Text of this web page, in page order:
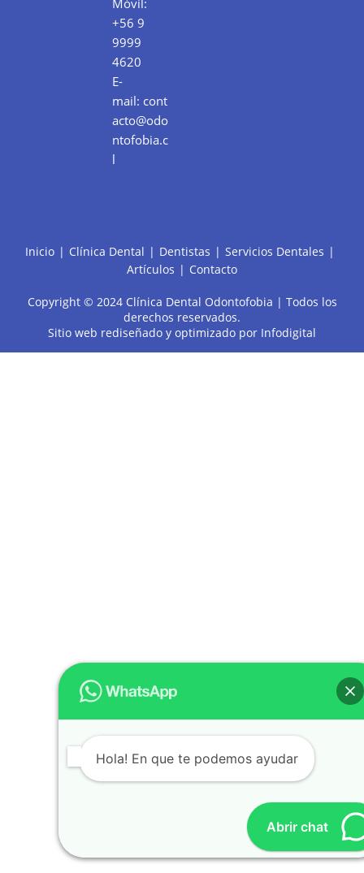
Móvil:
+56 9
9999
4620
E-
mail: cont
acto@odo
ntofobia.c
l
Inicio Clínica Dental Dentistas
Servicios Dentales
Artículos
Contacto
Copyright © 2024 Clínica Dental Odontofobia | Todos los
derechos reservados.
Sitio web rediseñado y optimizado por Infodigital
Hola! En que te podemos ayudar
Abrir chat